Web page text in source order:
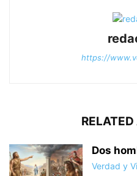
https://
Dos
Verdad y